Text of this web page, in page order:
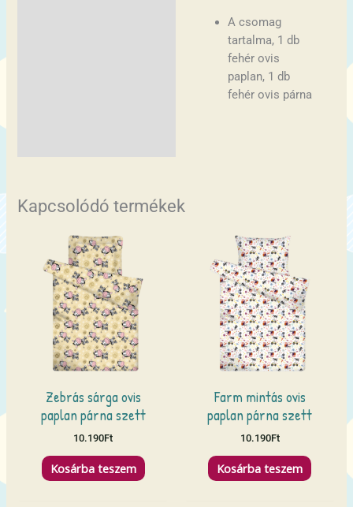
A csomag
tartalma, 1 db
fehér ovis
paplan, 1 db
fehér ovis párna
Kapcsolódó termékek
Zebrás sárga ovis
paplan párna szett
10.190Ft
Kosárba teszem
Farm mintás ovis
paplan párna szett
10.190Ft
Kosárba teszem